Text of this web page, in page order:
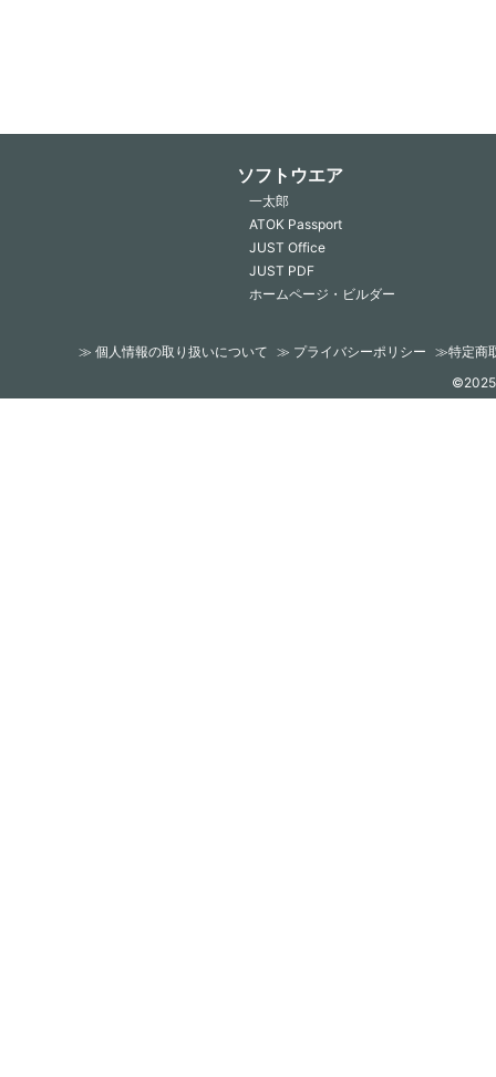
ソフトウエア
一太郎
ATOK Passport
JUST Office
JUST PDF
ホームページ・ビルダー
≫ 個人情報の取り扱いについて ≫ プライバシーポリシー ≫特定商
©2025